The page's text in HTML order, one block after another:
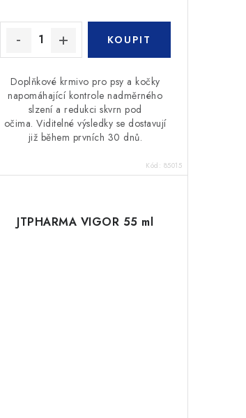
Doplňkové krmivo pro psy a kočky
napomáhající kontrole nadměrného
slzení a redukci skvrn pod
očima. Viditelné výsledky se dostavují
již během prvních 30 dnů.
Kód: 85015
JTPHARMA VIGOR 55 ml